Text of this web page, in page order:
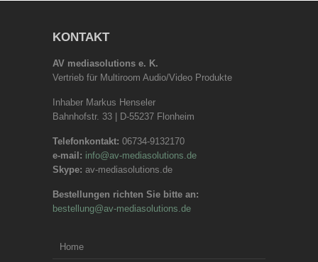
KONTAKT
AV mediasolutions e. K.
Vertrieb für Multiroom Audio/Video Produkte
Inhaber Markus Henseler
Bahnhofstr. 33 | D-55237 Flonheim
Telefonkontakt: 06734-9132170
e-mail: info@av-mediasolutions.de
Skype: av-mediasolutions.de
Bestellungen richten Sie bitte an:
bestellung@av-mediasolutions.de
Home